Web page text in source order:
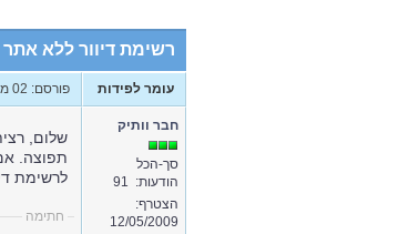
רשימת דיוור ללא אתר
עומר לפידות פורסם: 02 מרץ 2016 05:03
חבר וותיק
סך-הכל
הודעות: 91
הצטרף:
12/05/2009
שלום,
תפוצה.
לרשימת
חתימה